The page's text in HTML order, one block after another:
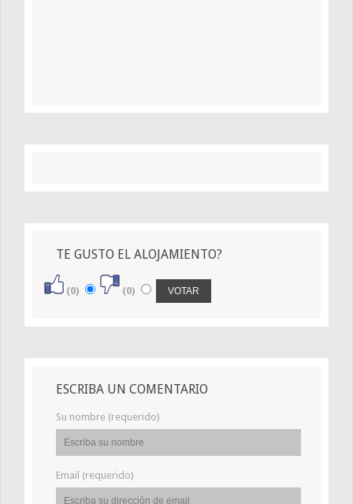
TE GUSTO EL ALOJAMIENTO?
(0) (0)
ESCRIBA UN COMENTARIO
Su nombre (requerido)
Email (requerido)